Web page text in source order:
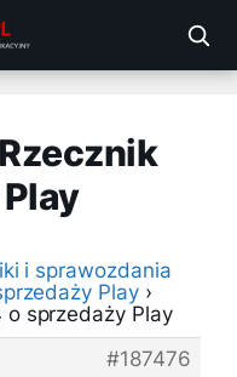
i sprawozdania
Play ›
o sprzedaży Play
#187476